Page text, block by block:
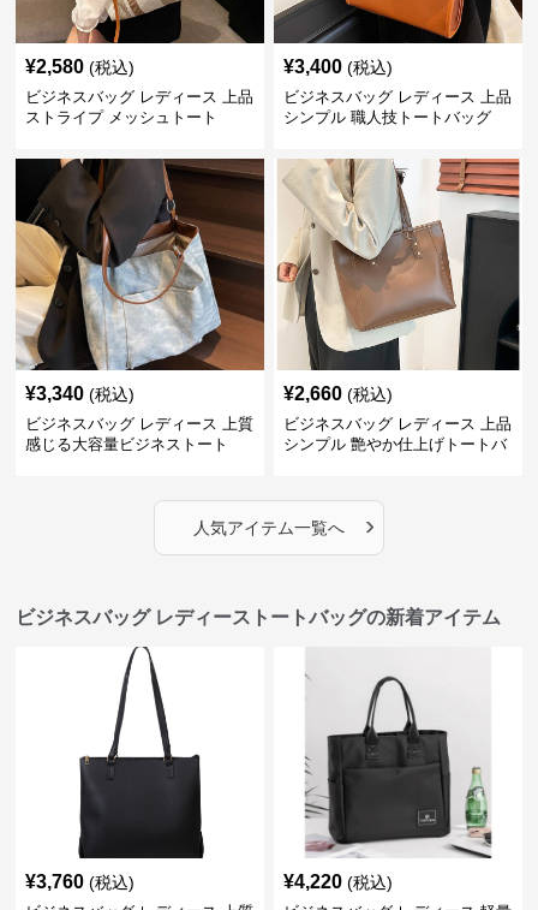
¥2,580 (税込)
ビジネスバッグ レディース 上品
ストライプ メッシュトート
¥3,400 (税込)
ビジネスバッグ レディース 上品
シンプル 職人技トートバッグ
¥3,340 (税込)
ビジネスバッグ レディース 上質
感じる大容量ビジネストート
¥2,660 (税込)
ビジネスバッグ レディース 上品
シンプル 艶やか仕上げトートバ
人気アイテム一覧へ ›
ビジネスバッグ レディーストートバッグの新着アイテム
¥3,760 (税込) ¥4,220 (税込)